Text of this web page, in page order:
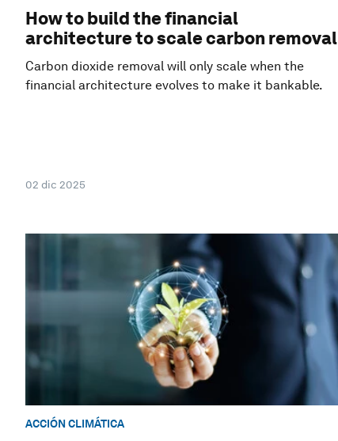
How to build the financial
architecture to scale carbon removal
Carbon dioxide removal will only scale when the
financial architecture evolves to make it bankable.
02 dic 2025
ACCIÓN CLIMÁTICA